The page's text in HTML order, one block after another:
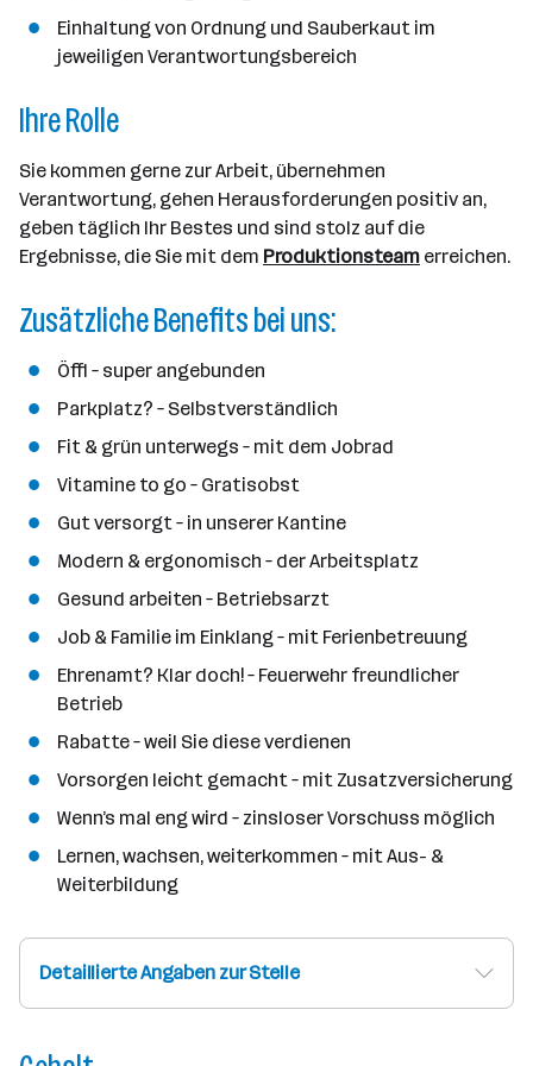
e
n
a
h
l
Einhaltung von Ordnung und Sauberkaut im
jeweiligen Verantwortungsbereich
Ihre Rolle
Sie kommen gerne zur Arbeit, übernehmen
Verantwortung, gehen Herausforderungen positiv an,
geben täglich Ihr Bestes und sind stolz auf die
Ergebnisse, die Sie mit dem Produktionsteam erreichen.
Zusätzliche Benefits bei uns:
Öffi – super angebunden
Parkplatz? – Selbstverständlich
Fit & grün unterwegs – mit dem Jobrad
Vitamine to go – Gratisobst
Gut versorgt – in unserer Kantine
Modern & ergonomisch – der Arbeitsplatz
Gesund arbeiten – Betriebsarzt
Job & Familie im Einklang – mit Ferienbetreuung
Ehrenamt? Klar doch! – Feuerwehr freundlicher
Betrieb
Rabatte – weil Sie diese verdienen
Vorsorgen leicht gemacht – mit Zusatzversicherung
Wenn’s mal eng wird – zinsloser Vorschuss möglich
Lernen, wachsen, weiterkommen – mit Aus- &
Weiterbildung
Detaillierte Angaben zur Stelle